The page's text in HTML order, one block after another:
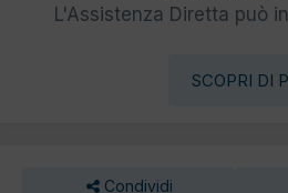
L'Assistenza Diretta può
SCOPRI DI
Condividi